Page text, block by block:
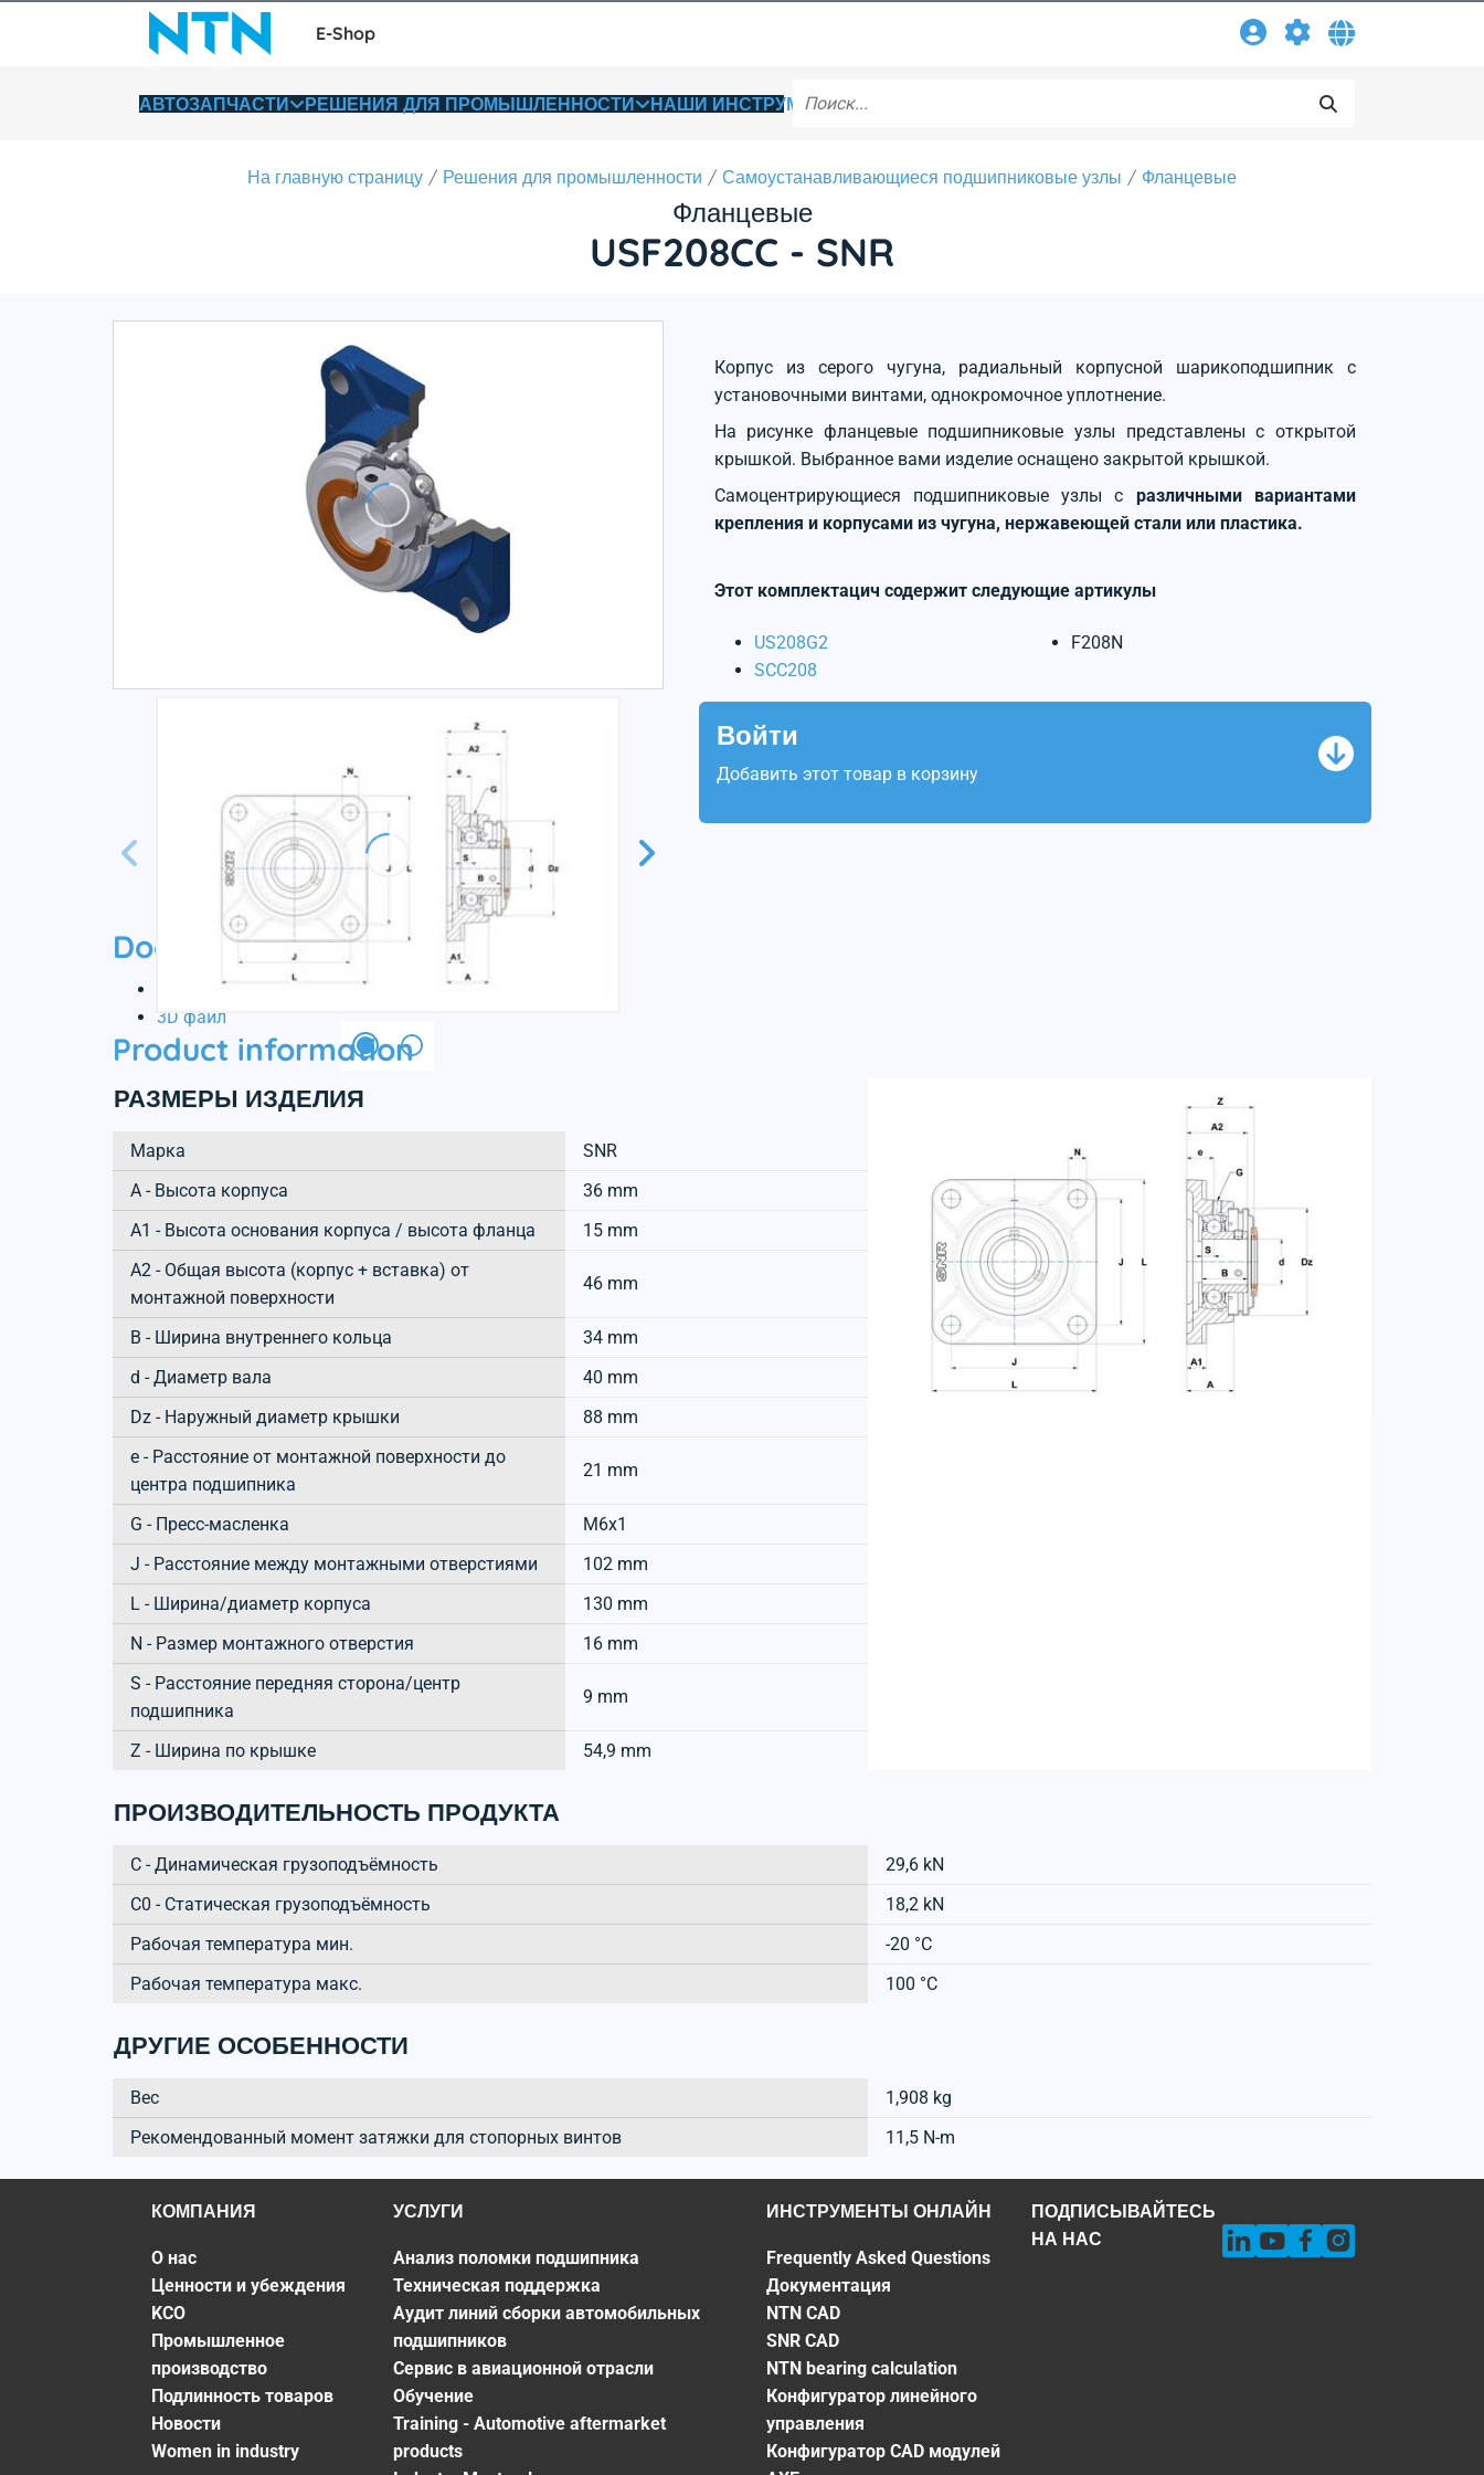
E-Shop
АВТОЗАПЧАСТИ РЕШЕНИЯ ДЛЯ ПРОМЫШЛЕННОСТИ НАШИ ИНСТРУМЕНТЫ
На главную страницу Решения для промышленности Самоустанавливающиеся подшипниковые узлы Фланцевые
Фланцевые
USF208CC - SNR
Корпус из серого чугуна, радиальный корпусной шарикоподшипник с
установочными винтами, однокромочное уплотнение.
На рисунке фланцевые подшипниковые узлы представлены с открытой
крышкой. Выбранное вами изделие оснащено закрытой крышкой.
Самоцентрирующиеся подшипниковые узлы с различными вариантами
крепления и корпусами из чугуна, нержавеющей стали или пластика.
Этот комплектацич содержит следующие артикулы
US208G2
SCC208
F208N
Войти
Добавить этот товар в корзину
Documentation
Технический паспорт
3D файл
Product information
РАЗМЕРЫ ИЗДЕЛИЯ
Марка
SNR
А - Высота корпуса
36 mm
A1 - Высота основания корпуса / высота фланца
15 mm
A2 - Общая высота (корпус + вставка) от
монтажной поверхности
46 mm
B - Ширина внутреннего кольца
34 mm
d - Диаметр вала
40 mm
Dz - Наружный диаметр крышки
88 mm
e - Расстояние от монтажной поверхности до
центра подшипника
21 mm
G - Пресс-масленка
M6x1
J - Расстояние между монтажными отверстиями
102 mm
L - Ширина/диаметр корпуса
130 mm
N - Размер монтажного отверстия
16 mm
S - Расстояние передняя сторона/центр
подшипника
9 mm
Z - Ширина по крышке 54,9 mm
ПРОИЗВОДИТЕЛЬНОСТЬ ПРОДУКТА
C - Динамическая грузоподъёмность
29,6 kN
C0 - Статическая грузоподъёмность
18,2 kN
Рабочая температура мин.
-20 °C
Рабочая температура макс.
100 °C
ДРУГИЕ ОСОБЕННОСТИ
Вес
1,908 kg
Рекомендованный момент затяжки для стопорных винтов
11,5 N-m
КОМПАНИЯ
О нас
Ценности и убеждения
KCO
Промышленное
производство
Подлинность товаров
Новости
Women in industry
УСЛУГИ
Анализ поломки подшипника
Техническая поддержка
Аудит линий сборки автомобильных
подшипников
Сервис в авиационной отрасли
Обучение
Training - Automotive aftermarket
products
ИНСТРУМЕНТЫ ОНЛАЙН
Frequently Asked Questions
Документация
NTN CAD
SNR CAD
NTN bearing calculation
Конфигуратор линейного
управления
Конфигуратор CAD модулей
ПОДПИСЫВАЙТЕСЬ
НА НАС